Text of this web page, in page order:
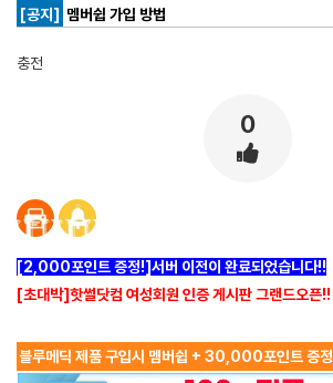
[공지]
멤버쉽 가입 방법
충전
0
[2,000포인트 증정!]서버 이전이 완료되었습니다!!
[초대박]핫썰닷컴 여성회원 인증 게시판 그랜드오픈!!
블루메딕 제품 구입시 멤버쉽 + 30,000포인트 증정